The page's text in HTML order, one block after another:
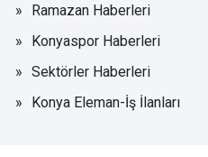
Ramazan Haberleri
Konyaspor Haberleri
Sektörler Haberleri
Konya Eleman-İş İlanları